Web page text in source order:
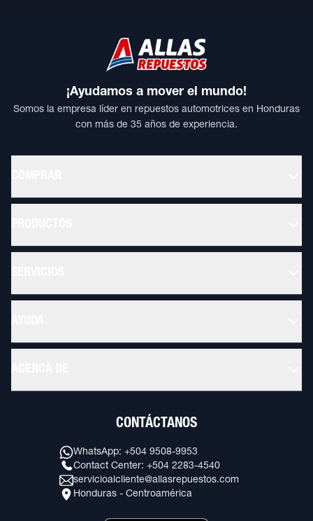
¡Ayudamos a mover el mundo!
Somos la empresa líder en repuestos automotrices en Honduras
con más de 35 años de experiencia.
CONTÁCTANOS
WhatsApp: +504 9508-9953
Contact Center: +504 2283-4540
servicioalcliente@allasrepuestos.com
Honduras - Centroamérica